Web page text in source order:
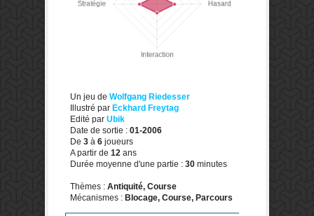
Un jeu de Wolfgang Riedesser
Illustré par Eckhard Freytag
Edité par Ubik
Date de sortie : 01-2006
De 3 à 6 joueurs
A partir de 12 ans
Durée moyenne d'une partie : 30 minutes
Thèmes : Antiquité, Course
Mécanismes : Blocage, Course, Parcours